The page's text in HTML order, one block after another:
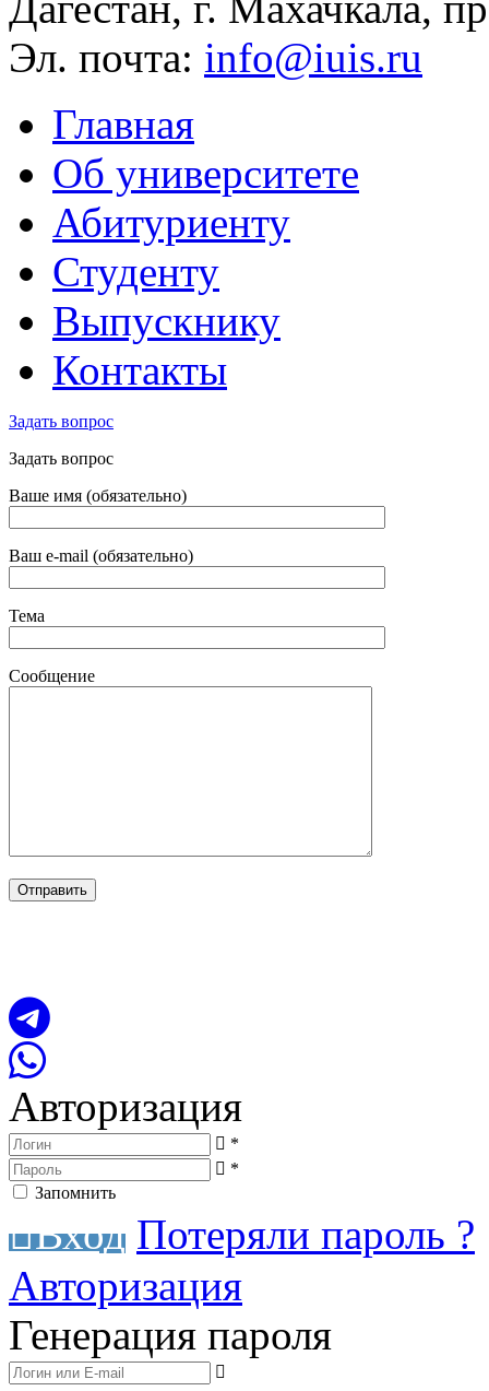
Эл. почта: info@iuis.ru
Главная
Об университете
Абитуриенту
Студенту
Выпускнику
Контакты
Задать вопрос
Задать вопрос
Ваше имя (обязательно)
Ваш e-mail (обязательно)
Тема
Сообщение
Авторизация
*
*
Запомнить
Вход Потеряли пароль ?
Авторизация
Генерация пароля